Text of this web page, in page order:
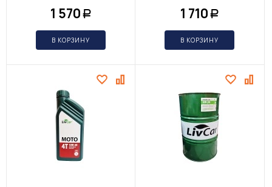
1 570 Р
В КОРЗИНУ
1 710 Р
В КОРЗИНУ